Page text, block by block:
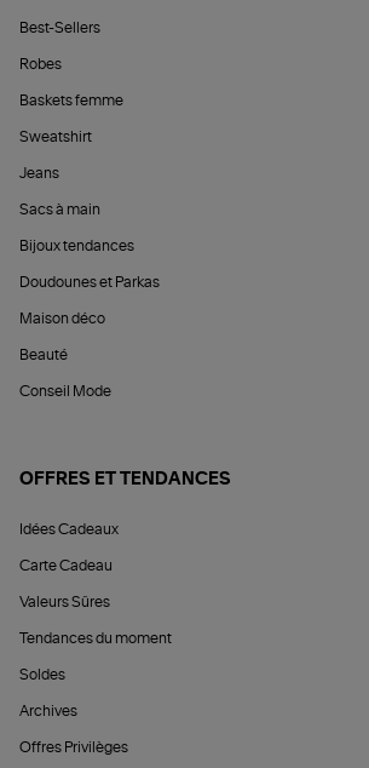
Best-Sellers
Robes
Baskets femme
Sweatshirt
Jeans
Sacs à main
Bijoux tendances
Doudounes et Parkas
Maison déco
Beauté
Conseil Mode
OFFRES ET TENDANCES
Idées Cadeaux
Carte Cadeau
Valeurs Sûres
Tendances du moment
Soldes
Archives
Offres Privilèges